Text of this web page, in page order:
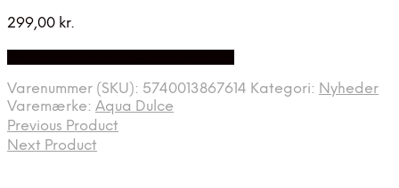
299,00 kr.
Varenummer (SKU): 5740013867614 Kategori: Nyheder
Varemærke: Aqua Dulce
Previous Product
Next Product